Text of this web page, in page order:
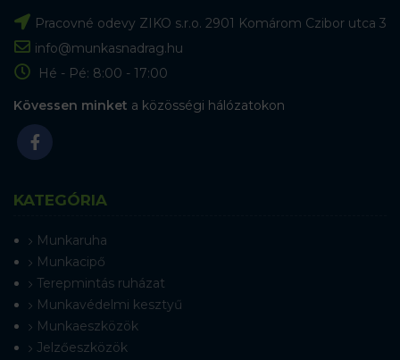
Pracovné odevy ZIKO s.r.o. 2901 Komárom Czibor utca 3
info@munkasnadrag.hu
Hé - Pé: 8:00 - 17:00
Kövessen minket a közösségi hálózatokon
KATEGÓRIA
Munkaruha
Munkacipő
Terepmintás ruházat
Munkavédelmi kesztyű
Munkaeszközök
Jelzőeszközök